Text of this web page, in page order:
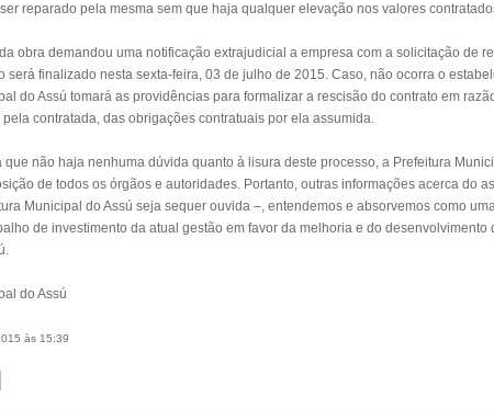
reparado pela mesma sem que haja qualquer elevação nos valores
obra demandou uma notificação extrajudicial a empresa com a solicitação de
será finalizado nesta sexta-feira, 03 de julho de 2015. Caso, não ocorra o
do Assú tomará as providências para formalizar a rescisão do contrato em
contratada, das obrigações contratuais por ela assumida.
que não haja nenhuma dúvida quanto à lisura deste processo, a Prefeitura
de todos os órgãos e autoridades. Portanto, outras informações acerca do
Municipal do Assú seja sequer ouvida –, entendemos e absorvemos como
de investimento da atual gestão em favor da melhoria e do desenvolvimento
do Assú
às 15:39